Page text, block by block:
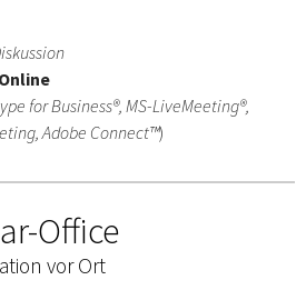
for Business®, MS-LiveMeeting®,
Adobe Connect™)
Office
vor Ort